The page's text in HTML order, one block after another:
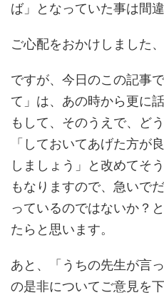
ば」となっていた事は間
ご心配をおかけしました
ですが、今日のこの記事
て」は、あの時から更に
もして、そのうえで、ど
「しておいてあげた方が
しましょう」と改めてそ
もなりますので、急いで
っているのではないか？
たらと思います。
あと、「うちの先生が言
の是非についてご意見を